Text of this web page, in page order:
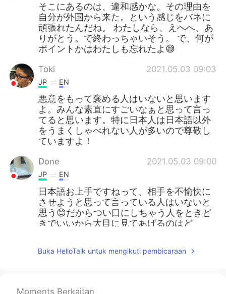
そこにあるのは、違和感かな。その理由を
自分が外国から来た。という感じをバネに
頑張れたんだね。 わたしなら、えへへ、あ
りがとう。で終わっちゃいそう。 で、何が
ポイントかはわたしも忘れたよ😅
Toki 2021.05.03 09:03
JP EN
悪意をもって褒める人はいないと思います
よ。みんな素直にすごいなぁと思って言っ
てると思います。特に日本人は日本語以外
をうまくしゃべれない人が多いので尊敬し
ていますよ！
Done 2021.05.03 09:00
JP EN
日本語お上手ですねって、相手を不愉快に
させようと思って言っている人はいないと
思う😊だからつい口にしちゃう人をときど
きでいいから大目に見てあげるのはど
ね👍✨
JP EN
Buka HelloTalk untuk mengikuti pembicaraan
Moments Berkaitan